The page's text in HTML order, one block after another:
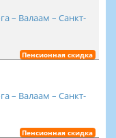
– Валаам – Санкт-
Пенсионная скидка
– Валаам – Санкт-
Пенсионная скидка